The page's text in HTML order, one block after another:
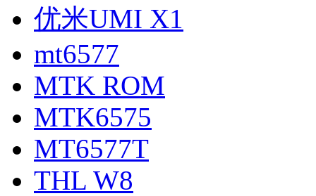
优米UMI X1
mt6577
MTK ROM
MTK6575
MT6577T
THL W8